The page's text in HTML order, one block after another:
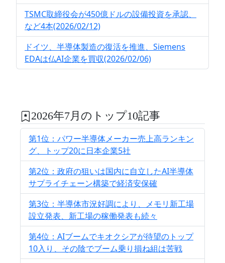
TSMC取締役会が450億ドルの設備投資を承認、
など4本(2026/02/12)
ドイツ、半導体製造の復活を推進、Siemens
EDAは仏AI企業を買収(2026/02/06)
2026年7月のトップ10記事
第1位：パワー半導体メーカー売上高ランキン
グ、トップ20に日本企業5社
第2位：政府の狙いは国内に自立したAI半導体
サプライチェーン構築で経済安保確
第3位：半導体市況好調により、メモリ新工場
設立発表、新工場の稼働発表も続々
第4位：AIブームでキオクシアが待望のトップ
10入り、その陰でブーム乗り損ね組は苦戦